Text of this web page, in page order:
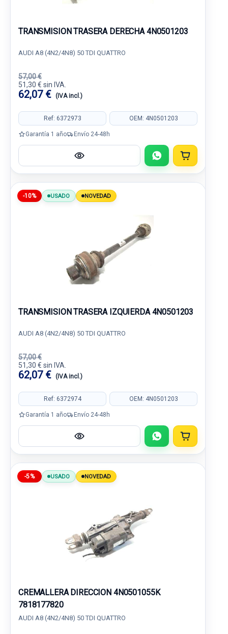
TRANSMISION TRASERA DERECHA 4N0501203
AUDI A8 (4N2/4N8) 50 TDI QUATTRO
57,00 €
51,30 € sin IVA.
62,07 € (IVA incl.)
Ref: 6372973 OEM: 4N0501203
Garantía 1 año Envío 24-48h
-10% USADO NOVEDAD
TRANSMISION TRASERA IZQUIERDA 4N0501203
AUDI A8 (4N2/4N8) 50 TDI QUATTRO
57,00 €
51,30 € sin IVA.
62,07 € (IVA incl.)
Ref: 6372974 OEM: 4N0501203
Garantía 1 año Envío 24-48h
-5% USADO NOVEDAD
CREMALLERA DIRECCION 4N0501055K
7818177820
AUDI A8 (4N2/4N8) 50 TDI QUATTRO